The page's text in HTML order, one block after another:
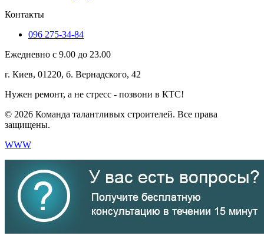
Контакты
096 275-34-84
Ежедневно с 9.00 до 23.00
г. Киев, 01220, б. Вернадского, 42
Нужен ремонт, а не стресс - позвони в КТС!
© 2026 Команда талантливых строителей. Все права
защищены.
WWW